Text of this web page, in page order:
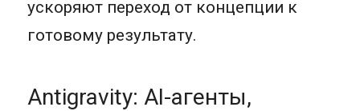
ускоряют переход от концепции к
готовому результату.
Antigravity: AI-агенты,